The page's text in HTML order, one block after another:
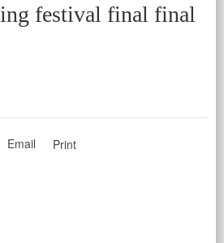
festival final final
Email Print